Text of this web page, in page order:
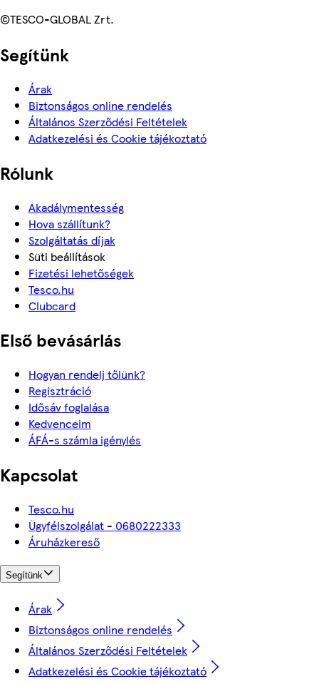
©TESCO-GLOBAL Zrt.
Segítünk
Árak
Biztonságos online rendelés
Általános Szerződési Feltételek
Adatkezelési és Cookie tájékoztató
Rólunk
Akadálymentesség
Hova szállítunk?
Szolgáltatás díjak
Süti beállítások
Fizetési lehetőségek
Tesco.hu
Clubcard
Első bevásárlás
Hogyan rendelj tőlünk?
Regisztráció
Idősáv foglalása
Kedvenceim
ÁFÁ-s számla igénylés
Kapcsolat
Tesco.hu
Ügyfélszolgálat - 0680222333
Áruházkereső
Segítünk
Árak
Biztonságos online rendelés
Általános Szerződési Feltételek
Adatkezelési és Cookie tájékoztató